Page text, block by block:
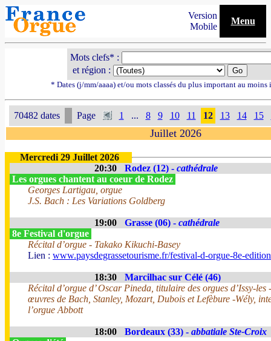
Version
Mobile
Menu
Mots clefs* :
et région :
* Dates (j/mm/aaaa) et/ou mots classés du plus important au moins
70482 dates Page 1 ... 8 9 10 11 12 13 14 15
Juillet 2026
Mercredi 29 Juillet 2026
20:30
Rodez (12) - cathédrale
Les orgues chantent au coeur de Rodez
Georges Lartigau, orgue
J.S. Bach : Les Variations Goldberg
19:00 Grasse (06) - cathédrale
8e Festival d'orgue
Récital d’orgue - Takako Kikuchi-Basey
Lien : www.paysdegrassetourisme.fr/festival-d-orgue-8e-
18:30
Marcilhac sur Célé (46)
Récital d’orgue d’ Oscar Pineda, titulaire des orgues d’Issy-
œuvres de Bach, Stanley, Mozart, Dubois et Lefèbure -Wély,
l’orgue Abbott
18:00 Bordeaux (33) - abbatiale Ste-Croix